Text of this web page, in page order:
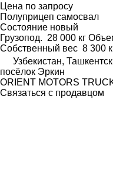
Цена по запросу
Полуприцеп самосвал
Состояние новый
Грузопод. 28 000 кг
Собственный вес 8 300
Узбекистан,
посёлок Эркин
ORIENT MOTORS
Связаться с продавцом